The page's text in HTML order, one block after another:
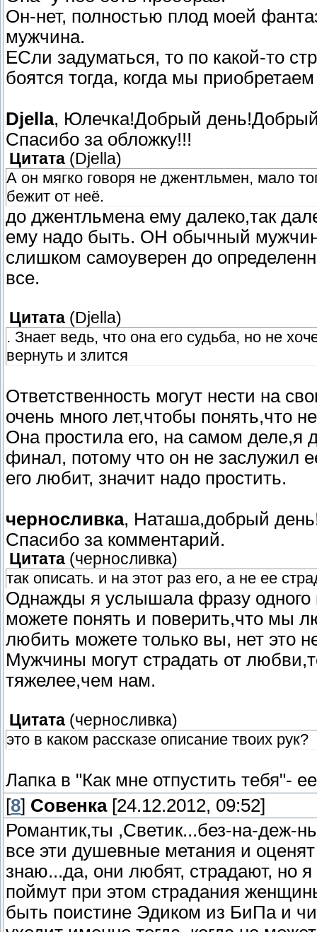
Он-нет, полностью плод моей
мужчина.
ЕСли задуматься, то по какой-то
боятся тогда, когда мы
Djella, Юлечка!Добрый
Спасибо за обложку!!!
Цитата ( Djella)
А он мягко говоря не джентльмен, мало
бежит от неё.
до джентльмена ему далеко,так
ему надо быть. ОН обычный
слишком самоуверен до
все.
Цитата ( Djella)
. Знает ведь, что она его судьба, но не
вернуть и злится
Ответственность могут нести на
очень много лет,чтобы понять,что
Она простила его, на самом деле,я
финал, потому что он не заслужил
его любит, значит надо простить.
черносливка, Наташа,добрый
Спасибо за комментарий.
Цитата (черносливка)
так описать. и на этот раз его, а не ее
Однажды я услышала фразу
можете понять и поверить,что мы
любить можете только вы, нет это
Мужчины могут страдать от
тяжелее,чем нам.
Цитата (черносливка)
это в каком рассказе описание твоих рук?
Лапка в "Как мне отпустить тебя"-
[8] Совенка[24.12.2012, 09:52]
Романтик,ты ,Светик...без-на-деж-
все эти душевные метания и
знаю...да, они любят, страдают, но
поймут при этом страдания
быть поистине Эдиком из БиПа и